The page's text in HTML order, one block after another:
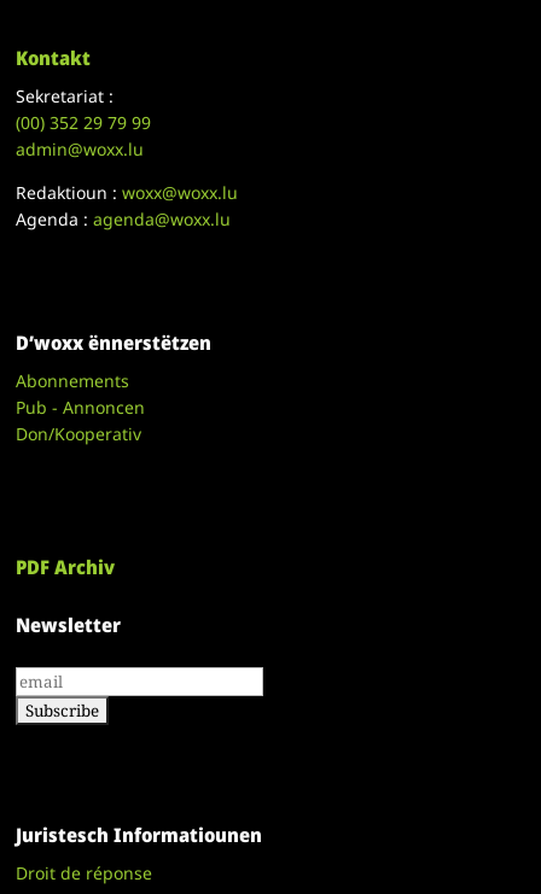
Kontakt
Sekretariat :
(00)352 29 79 99
admin@woxx.lu
Redaktioun :woxx@woxx.lu
Agenda :agenda@woxx.lu
D’woxx ënnerstëtzen
Abonnements
Pub - Annoncen
Don/Kooperativ
PDF Archiv
Newsletter
Juristesch Informatiounen
Droit de réponse